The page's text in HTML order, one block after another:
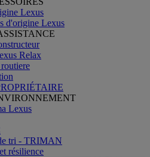
Lexus
d'origine Lexus
Relax
Lexus
tri - TRIMAN
résilience